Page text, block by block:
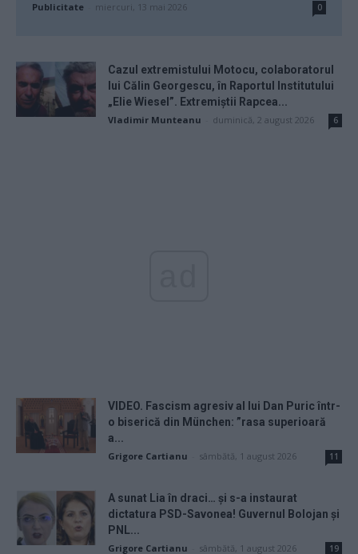
Publicitate miercuri, 13 mai 2026 0
Cazul extremistului Motocu, colaboratorul
lui Călin Georgescu, în Raportul Institutului
„Elie Wiesel”. Extremiștii Rapcea...
Vladimir Munteanu duminică, 2 august 2026 6
VIDEO. Fascism agresiv al lui Dan Puric într-
o biserică din München: ”rasa superioară
a...
Grigore Cartianu sâmbătă, 1 august 2026 11
A sunat Lia în draci… și s-a instaurat
dictatura PSD-Savonea! Guvernul Bolojan și
PNL...
Grigore Cartianu sâmbătă, 1 august 2026 19